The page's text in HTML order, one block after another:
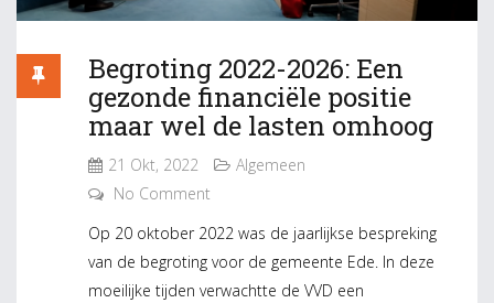
Begroting 2022-2026: Een
gezonde financiële positie
maar wel de lasten omhoog
21 Okt, 2022
Algemeen
No Comment
Op 20 oktober 2022 was de jaarlijkse bespreking
van de begroting voor de gemeente Ede. In deze
moeilijke tijden verwachtte de VVD een